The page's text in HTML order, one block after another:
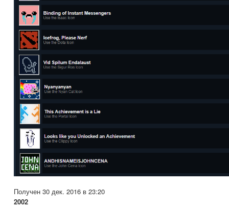
Получен 30 дек. 2016 в 23:20
2002